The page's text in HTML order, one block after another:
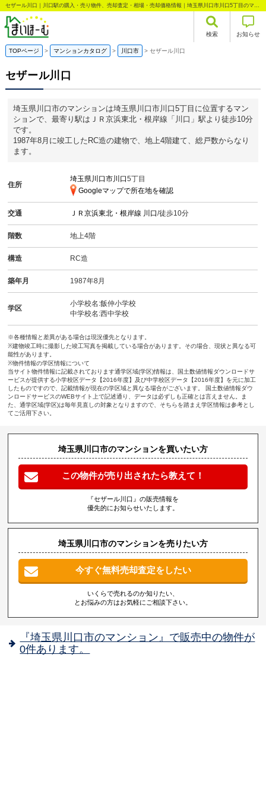
セザール川口｜川口駅の購入・売り物件、売却査定・相場・売却価格情報｜埼玉県川口市川口5丁目のマンション情報｜まいほーむ
検索 お知らせ
TOPページ マンションカタログ 川口市 セザール川口
セザール川口
埼玉県川口市のマンションは埼玉県川口市川口5丁目に位置するマン
ションで、最寄り駅はＪＲ京浜東北・根岸線「川口」駅より徒歩10分
です。
1987年8月に竣工したRC造の建物で、地上4階建て、総戸数からなり
ます。
住所
埼玉県川口市川口5丁目
Googleマップで所在地を確認
交通 ＪＲ京浜東北・根岸線 川口/徒歩10分
階数 地上4階
構造 RC造
築年月 1987年8月
学区
小学校名:飯仲小学校
中学校名:西中学校
※各種情報と差異がある場合は現況優先となります。
※建物竣工時に撮影した竣工写真を掲載している場合があります。その場合、現状と異なる可
能性があります。
※物件情報の学区情報について
当サイト物件情報に記載されております通学区域(学区)情報は、国土数値情報ダウンロードサ
ービスが提供する小学校区データ【2016年度】及び中学校区データ【2016年度】を元に加工
したものですので、記載情報が現在の学区域と異なる場合がございます。 国土数値情報ダウ
ンロードサービスのWEBサイト上で記述通り、データは必ずしも正確とは言えません。ま
た、通学区域(学区)は毎年見直しの対象となりますので、そちらを踏まえ学区情報は参考とし
てご活用下さい。
埼玉県川口市のマンションを買いたい方
この物件が売り出されたら教えて！
『セザール川口』の販売情報を
優先的にお知らせいたします。
埼玉県川口市のマンションを売りたい方
今すぐ無料売却査定をしたい
いくらで売れるのか知りたい、
とお悩みの方はお気軽にご相談下さい。
『埼玉県川口市のマンション』で販売中の物件が
0件あります。